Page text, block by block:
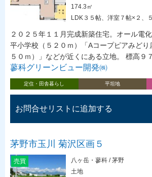
174.3㎡
LDK３５帖、洋室７帖×２、
２０２５年１１月完成新築住宅。オール電
平小学校（５２０ｍ）「Aコープピアみどり
５０ｍ）」などが近くにある立地。 標高９
蓼科グリーンビュー開発㈱
定住・田舎暮らし 平坦地
お問合せリストに追加する
茅野市玉川 菊沢区画５
売買
八ヶ岳・蓼科 / 茅野
土地